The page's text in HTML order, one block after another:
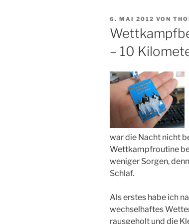
VERÖFFENTLICHT
AM
6. MAI 2012 VON
– 10
war die Nacht nicht
Wettkampfroutine
weniger Sorgen,
Schlaf.
Als erstes habe ich
wechselhaftes
rausgeholt und die